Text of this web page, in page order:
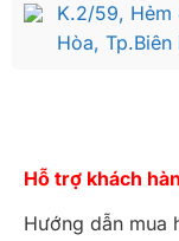
K.2/59, Hẻm
Hòa, Tp.Biên
Hỗ trợ khách
Hướng dẫn mua